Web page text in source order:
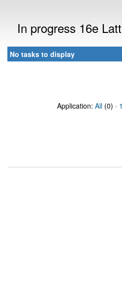
In progress 16e
No tasks to display
Application: All (0) ·